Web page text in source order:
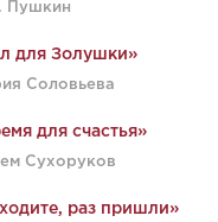
Пушкин
для Золушки»
Соловьева
для счастья»
Суxоруков
раз пришли»